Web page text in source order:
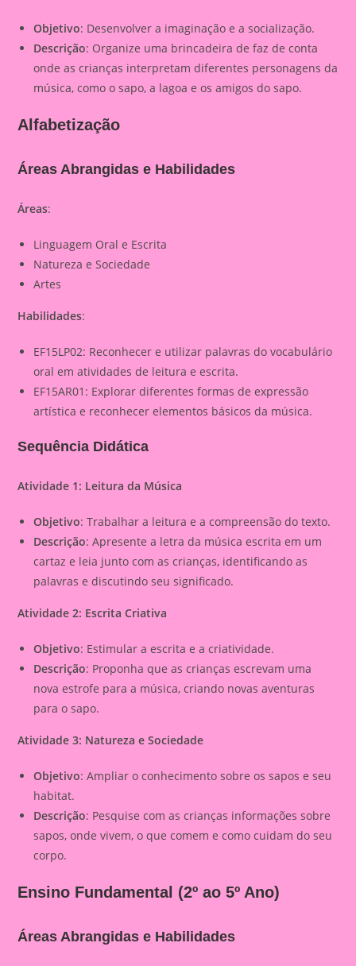
Objetivo: Desenvolver a imaginação e a socialização.
Descrição: Organize uma brincadeira de faz de conta
onde as crianças interpretam diferentes personagens da
música, como o sapo, a lagoa e os amigos do sapo.
Alfabetização
Áreas Abrangidas e Habilidades
Áreas:
Linguagem Oral e Escrita
Natureza e Sociedade
Artes
Habilidades:
EF15LP02: Reconhecer e utilizar palavras do vocabulário
oral em atividades de leitura e escrita.
EF15AR01: Explorar diferentes formas de expressão
artística e reconhecer elementos básicos da música.
Sequência Didática
Atividade 1: Leitura da Música
Objetivo: Trabalhar a leitura e a compreensão do texto.
Descrição: Apresente a letra da música escrita em um
cartaz e leia junto com as crianças, identificando as
palavras e discutindo seu significado.
Atividade 2: Escrita Criativa
Objetivo: Estimular a escrita e a criatividade.
Descrição: Proponha que as crianças escrevam uma
nova estrofe para a música, criando novas aventuras
para o sapo.
Atividade 3: Natureza e Sociedade
Objetivo: Ampliar o conhecimento sobre os sapos e seu
habitat.
Descrição: Pesquise com as crianças informações sobre
sapos, onde vivem, o que comem e como cuidam do seu
corpo.
Ensino Fundamental (2º ao 5º Ano)
Áreas Abrangidas e Habilidades